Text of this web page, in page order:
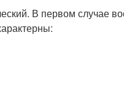
В первом случае